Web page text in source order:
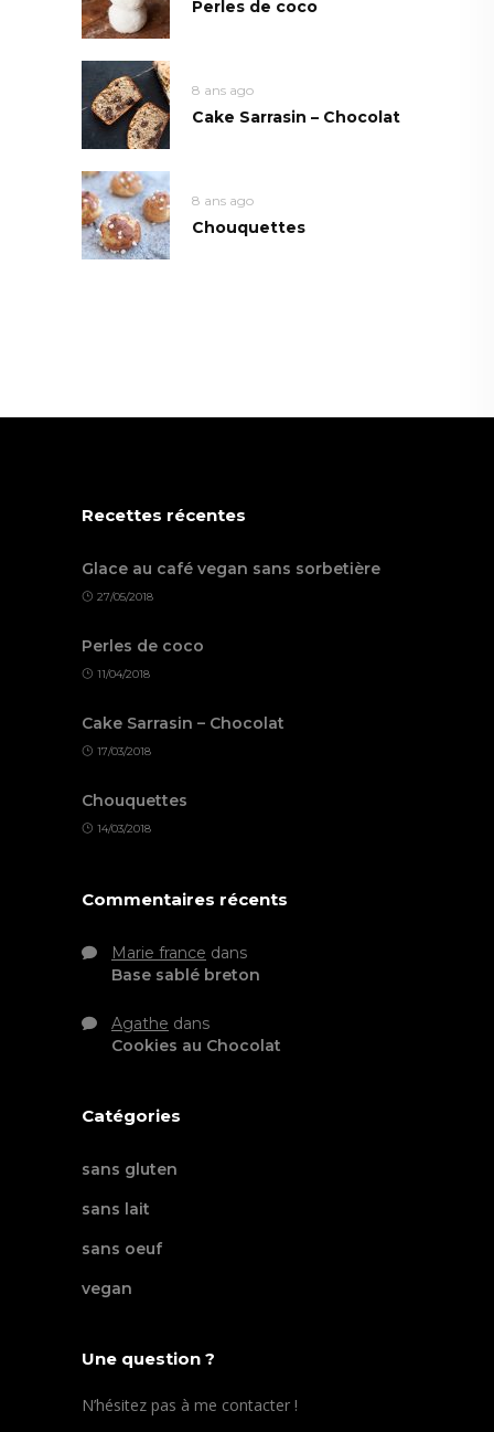
Perles de coco
8 ans ago
Cake Sarrasin – Chocolat
8 ans ago
Chouquettes
Recettes récentes
Glace au café vegan sans sorbetière
27/05/2018
Perles de coco
11/04/2018
Cake Sarrasin – Chocolat
17/03/2018
Chouquettes
14/03/2018
Commentaires récents
Marie france dans
Base sablé breton
Agathe dans
Cookies au Chocolat
Catégories
sans gluten
sans lait
sans oeuf
vegan
Une question ?
N’hésitez pas à me contacter !